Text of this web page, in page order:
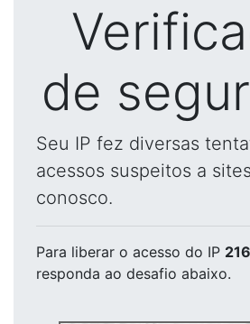
de
Seu IP fez diversas
acessos suspeitos a
conosco.
Para liberar o acesso do IP
responda ao desafio abaixo.